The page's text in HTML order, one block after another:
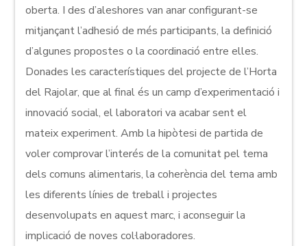
oberta. I des d’aleshores van anar configurant-se
mitjançant l’adhesió de més participants, la definició
d’algunes propostes o la coordinació entre elles.
Donades les característiques del projecte de l’Horta
del Rajolar, que al final és un camp d’experimentació i
innovació social, el laboratori va acabar sent el
mateix experiment. Amb la hipòtesi de partida de
voler comprovar l’interés de la comunitat pel tema
dels comuns alimentaris, la coherència del tema amb
les diferents línies de treball i projectes
desenvolupats en aquest marc, i aconseguir la
implicació de noves col·laboradores.